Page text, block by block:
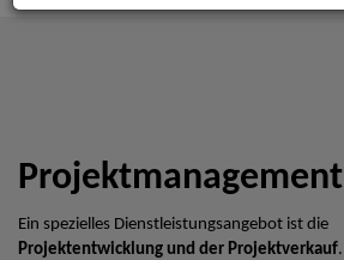
Projektmanagement
Ein spezielles Dienstleistungsangebot ist die
Projektentwicklung und der Projektverkauf.